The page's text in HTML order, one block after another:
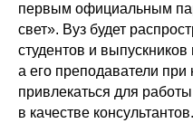
первым официальным
свет». Вуз будет
студентов и
а его преподаватели при
привлекаться для
в качестве консультантов.